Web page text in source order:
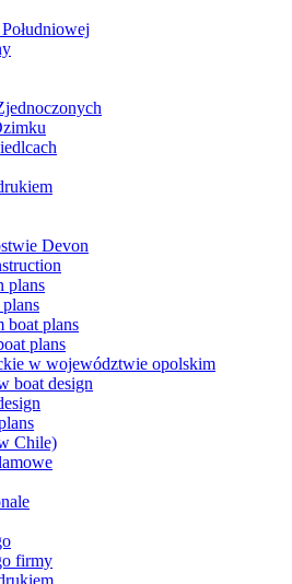
Devon
plans
boat plans
plans
w województwie opolskim
boat design
Chile)
firmy